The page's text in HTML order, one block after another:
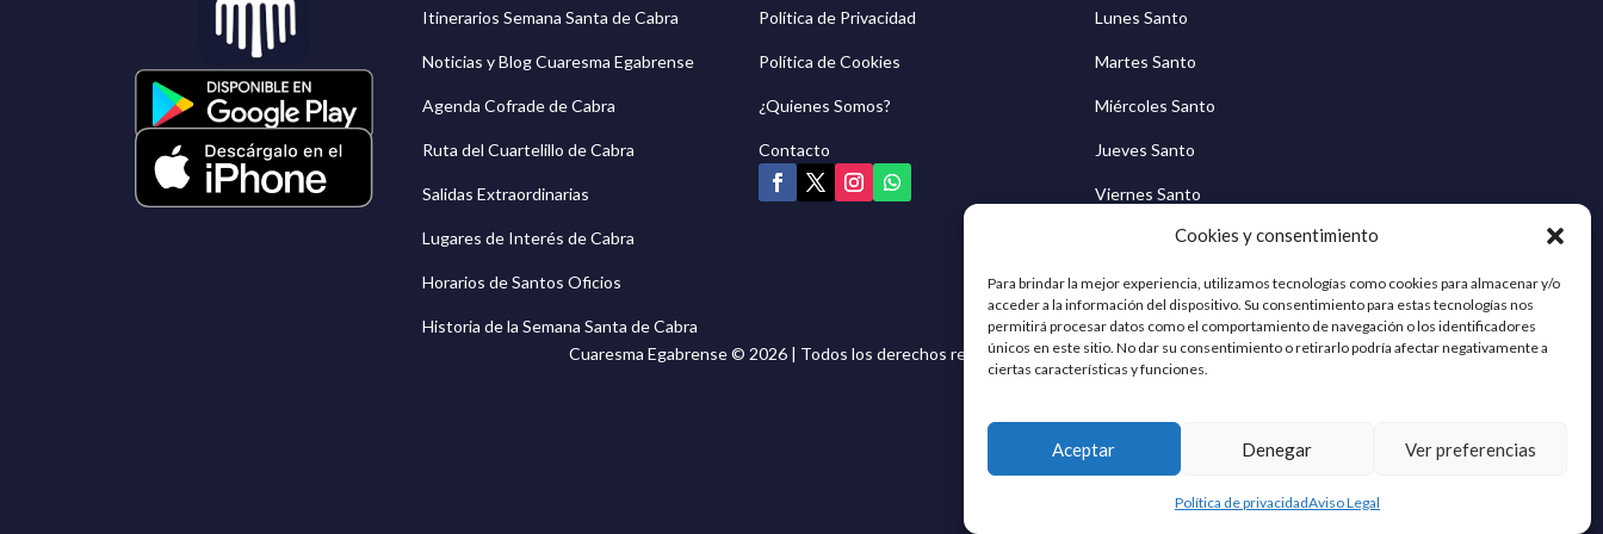
Cookies y consentimiento
Para brindar la mejor experiencia, utilizamos tecnologías como cookies para almacenar y/o
acceder a la información del dispositivo. Su consentimiento para estas tecnologías nos
permitirá procesar datos como el comportamiento de navegación o los identificadores
únicos en este sitio. No dar su consentimiento o retirarlo podría afectar negativamente a
ciertas características y funciones.
Aceptar Denegar Ver preferencias
Política de privacidadAviso Legal
Itinerarios Semana Santa de Cabra
Noticias y Blog Cuaresma Egabrense
Agenda Cofrade de Cabra
Ruta del Cuartelillo de Cabra
Salidas Extraordinarias
Lugares de Interés de Cabra
Horarios de Santos Oficios
Historia de la Semana Santa de Cabra
Política de Privacidad
Política de Cookies
¿Quienes Somos?
Contacto
Lunes Santo
Martes Santo
Miércoles Santo
Jueves Santo
Viernes Santo
Sábado Santo
Domingo de Resurrección
Cuaresma Egabrense © 2026 | Todos los derechos reservados